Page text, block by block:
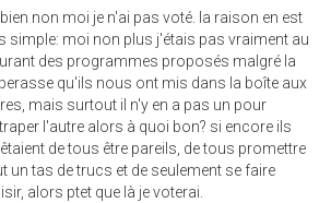
non moi je n'ai pas voté. la raison en est
simple: moi non plus j'étais pas vraiment au
des programmes proposés malgré la
qu'ils nous ont mis dans la boîte aux
mais surtout il n'y en a pas un pour
l'autre alors à quoi bon? si encore ils
de tous être pareils, de tous promettre
un tas de trucs et de seulement se faire
alors ptet que là je voterai.